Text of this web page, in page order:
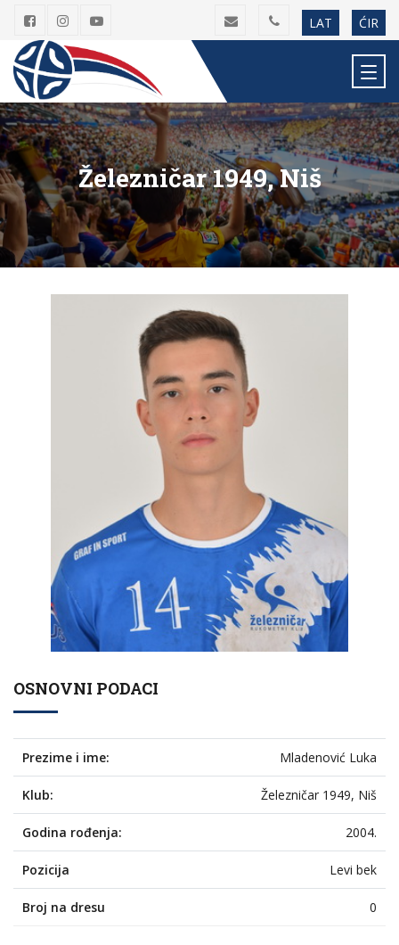
LAT ĆIR
Železničar 1949, Niš
OSNOVNI PODACI
Prezime i ime: Mladenović Luka
Klub: Železničar 1949, Niš
Godina rođenja: 2004.
Pozicija Levi bek
Broj na dresu 0